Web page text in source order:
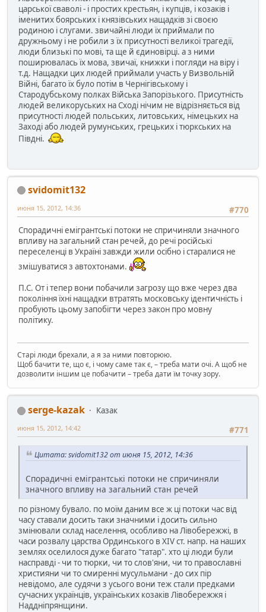
царської сваволі - і простих крестьян, і купців, і козаків і
іменитих боярських і князівських нащадків зі своєю
родиною і слугами. звичайні люди їх приймали по
дружньому і не робили з їх присутності великої трагедії,
люди близькі по мові, та ще й єдиновірці. а з ними
поширювалась їх мова, звичаї, книжки і погляди на віру і
т.д. Нащадки цих людей приймали участь у Визвольній
Війні, багато їх було потім в Чернігівському і
Стародубському полках Війська Запорізького. Присутність
людей великоруських на Сході нічим не відрізняється від
присутності людей польських, литовських, німецьких на
Заході або людей румунських, грецьких і тюркських на
Півдні.
svidomit132
#770
июня 15, 2012, 14:36
Спорадичні емігрантські потоки не спричиняли значного
впливу на загальний стан речей, до речі російські
переселенці в Україні завжди жили осібно і старалися не
змішуватися з автохтонами.
П.С. От і тепер вони побачили загрозу що вже через два
покоління їхні нащадки втратять московську ідентичність і
пробують цьому запобігти через закон про мовну
політику.
Старі люди брехали, а я за ними повторюю.
Щоб бачити те, що є, і чому саме так є, – треба мати очі. А щоб не
дозволити іншим це побачити – треба дати їм точку зору.
serge-kazak
Казак
#771
июня 15, 2012, 14:42
Цитата: svidomit132 от июня 15, 2012, 14:36
Спорадичні емігрантські потоки не спричиняли
значного впливу на загальний стан речей
по різному бувало. по моїм даним все ж ці потоки час від
часу ставали досить таки значними і досить сильно
змінювали склад населення, особливо на Лівобережжі, в
часи розвалу царства Ординського в XIV ст. напр. на наших
землях оселилося дуже багато "татар". хто ці люди були
насправді - чи то тюрки, чи то слов'яни, чи то православні
християни чи то смиренні мусульмани - до сих пір
невідомо, але судячи з усього вони теж стали предками
сучасних українців, українських козаків Лівобережжя і
Наддніпрянщини.